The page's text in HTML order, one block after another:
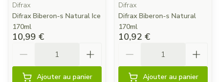
Difrax
Difrax Biberon-s Natural Ice
170ml
10,99 €
Ajouter au panier
Difrax
Difrax Biberon-s Natural
170ml
10,92 €
Ajouter au panier